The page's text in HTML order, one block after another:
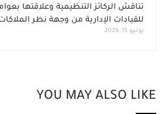
تناقش الركائز التنظيمية وعلاقتها
للقيادات الإدارية من وجهة نظر
يونيو 15, 2026
YOU MAY ALSO LIKE